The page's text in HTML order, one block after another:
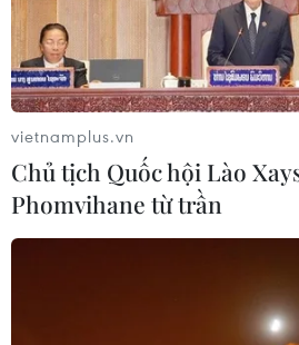
Chuyên gia dịch tễ học Arnaud
lạnh trong tháng 9 đã khiến virus
khắp châu Âu do mọi người có
không gian kín nhiều hơn.
vietnamplus.vn
Chủ tịch Quốc hội Lào
Phomvihane từ trần